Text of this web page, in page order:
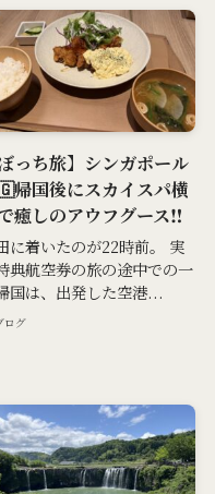
ぼっち旅】シンガポール
国後にスカイスパ横
癒しのアウフグース‼️
に着いたのが22時前。 実
典航空券の旅の途中での一
国は、出発した空港...
ログ